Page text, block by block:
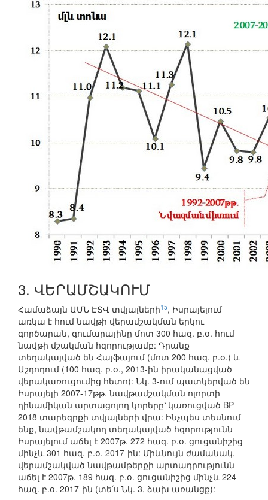
3. ՎԵՐԱՄՇԱԿՈՒՄ
Համաձայն ԱՄՆ ԷՏՎ տվյալների15, Իսրայելում
առկա է հում նավթի վերամշակման երկու
գործարան, գումարայինը մոտ 300 հազ. բ.օ. հում
նավթի մշակման հզորությամբ: Դրանք
տեղակայված են Հայֆայում (մոտ 200 հազ. բ.օ.) և
Աշդոդում (100 հազ. բ.օ., 2013-ին իրականացված
վերակառուցումից հետո): Նկ. 3-ում պատկերված են
Իսրայելի 2007-17թթ. նավթամշակման ոլորտի
դինամիկան արտացոլող կորերը՝ կառուցված BP
2018 տարեգրքի տվյալների վրա: Ինչպես տեսնում
ենք, նավթամշակող տեղակայված հզորությունն
Իսրայելում աճել է 2007թ. 272 հազ. բ.օ. ցուցանիշից
մինչև 301 հազ. բ.օ. 2017-ին: Միևնույն ժամանակ,
վերամշակված նավթամթերքի արտադրությունն
աճել է 2007թ. 189 հազ. բ.օ. ցուցանիշից մինչև 224
հազ. բ.օ. 2017-ին (տե՛ս Նկ. 3, ձախ առանցք):